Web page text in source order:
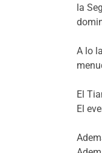
la
A lo
El
El